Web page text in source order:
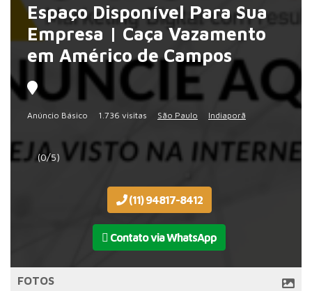
Espaço Disponível Para Sua
Empresa | Caça Vazamento
em Américo de Campos
Anúncio Básico 1.736 visitas São Paulo Indiaporã
(0/5)
(11) 94817-8412
Contato via WhatsApp
FOTOS